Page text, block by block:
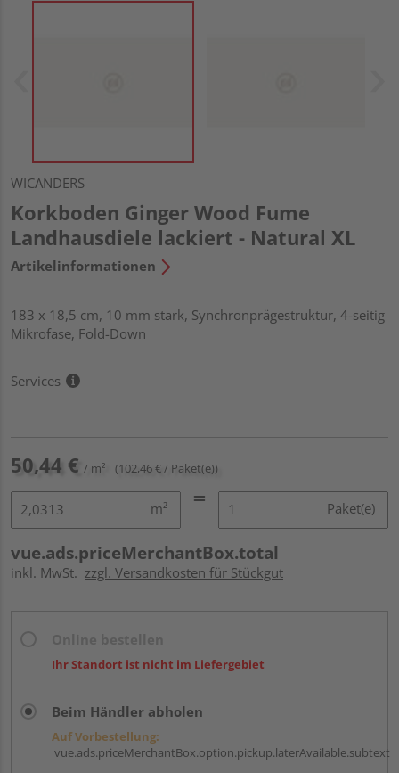
WICANDERS
Korkboden Ginger Wood Fume
Landhausdiele lackiert - Natural XL
Artikelinformationen
183 x 18,5 cm, 10 mm stark, Synchronprägestruktur, 4-seitig
Mikrofase, Fold-Down
Services
50,44 € / m² (102,46 € / Paket(e))
m² Paket(e)
vue.ads.priceMerchantBox.total
inkl. MwSt. zzgl. Versandkosten für Stückgut
Ihr Standort ist nicht im Liefergebiet
Beim Händler abholen
Auf Vorbestellung:
vue.ads.priceMerchantBox.option.pickup.laterAvailable.subtext